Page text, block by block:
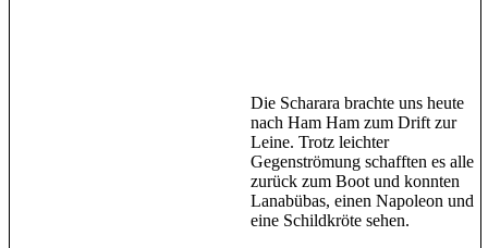
Die Scharara brachte uns heute
nach Ham Ham zum Drift zur
Leine. Trotz leichter
Gegenströmung schafften es alle
zurück zum Boot und konnten
Lanabübas, einen Napoleon und
eine Schildkröte sehen.